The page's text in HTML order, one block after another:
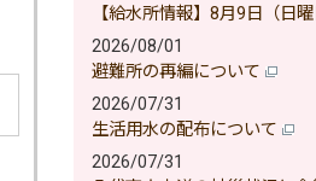
【給水所情報】8月9日（日曜
2026/08/01
避難所の再編について
2026/07/31
生活用水の配布について
2026/07/31